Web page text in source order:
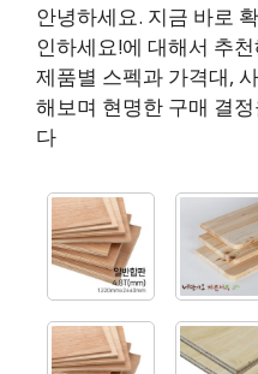
안녕하세요. 지금 바로
인하세요!에 대해서 추
제품별 스펙과 가격대,
해보며 현명한 구매 결
다